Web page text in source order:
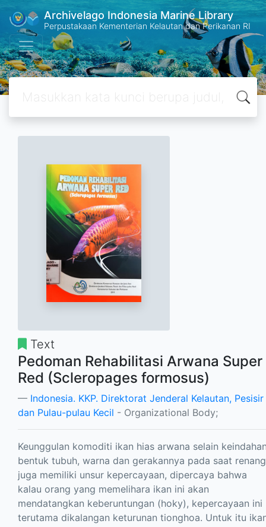
Archivelago Indonesia Marine Library
Perpustakaan Kementerian Kelautan dan Perikanan RI
Text
Pedoman Rehabilitasi Arwana Super
Red (Scleropages formosus)
Indonesia. KKP. Direktorat Jenderal Kelautan, Pesisir
dan Pulau-pulau Kecil - Organizational Body;
Keunggulan komoditi ikan hias arwana selain
bentuk tubuh, warna dan gerakannya pada saat
juga memiliki unsur kepercayaan, dipercaya bahwa
kalau orang yang memelihara ikan ini akan
mendatangkan keberuntungan (hoky), kepercayaan ini
terutama dikalangan keturunan tionghoa. Untuk itu